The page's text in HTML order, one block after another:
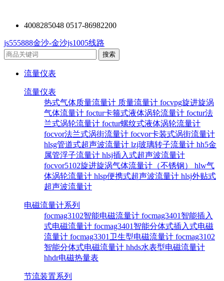
4008285048 0517-86982200
js555888金沙-金沙js1005线路
流量仪表
流量仪表
热式气体质量流量计 质量流量计 focvpg旋进旋涡
气体流量计 foctur卡箍式液体涡轮流量计 foctur法
兰式涡轮流量计 foctur螺纹式液体涡轮流量计
focvor法兰式涡街流量计 focvor卡装式涡街流量计
hlsg管道式超声波流量计 lzj玻璃转子流量计 hh5金
属管浮子流量计 hlsj插入式超声波流量计
focvor5102旋进旋涡气体流量计（不锈钢） hlw气
体涡轮流量计 hlsp便携式超声波流量计 hlsj外贴式
超声波流量计
电磁流量计系列
focmag3102智能电磁流量计 focmag3401智能插入
式电磁流量计 focmag3401智能分体式插入式电磁
流量计 focmag3301卫生型电磁流量计 focmag3102
智能分体式电磁流量计 hhds水表型电磁流量计
hhdr电磁热量表
节流装置系列